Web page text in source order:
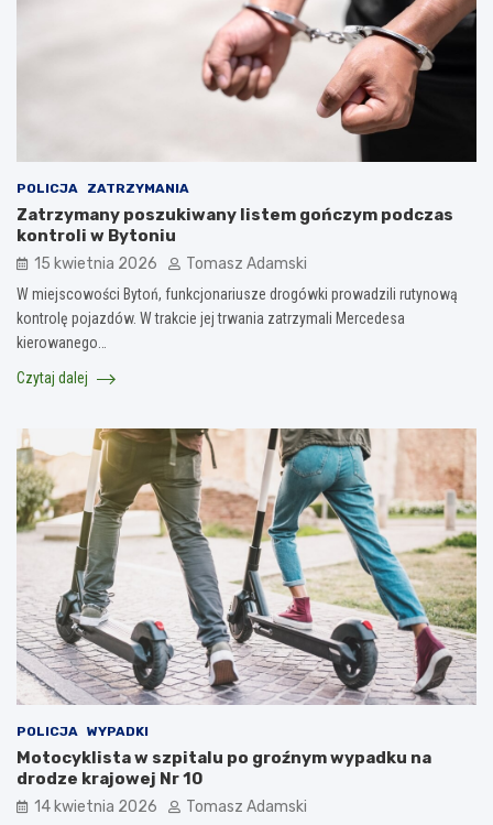
POLICJA ZATRZYMANIA
Zatrzymany poszukiwany listem gończym podczas
kontroli w Bytoniu
15 kwietnia 2026 Tomasz Adamski
W miejscowości Bytoń, funkcjonariusze drogówki prowadzili rutynową
kontrolę pojazdów. W trakcie jej trwania zatrzymali Mercedesa
kierowanego…
Czytaj dalej
POLICJA WYPADKI
Motocyklista w szpitalu po groźnym wypadku na
drodze krajowej Nr 10
14 kwietnia 2026 Tomasz Adamski